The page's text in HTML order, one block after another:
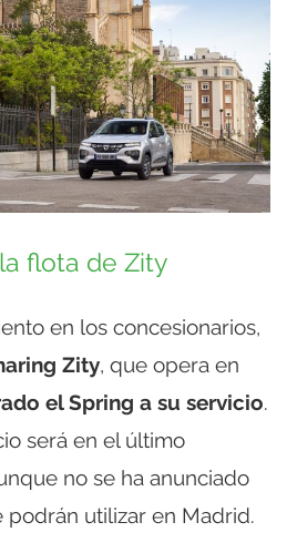
flota de Zity
en los concesionarios,
Zity, que opera en
el Spring a su servicio.
será en el último
no se ha anunciado
podrán utilizar en Madrid.